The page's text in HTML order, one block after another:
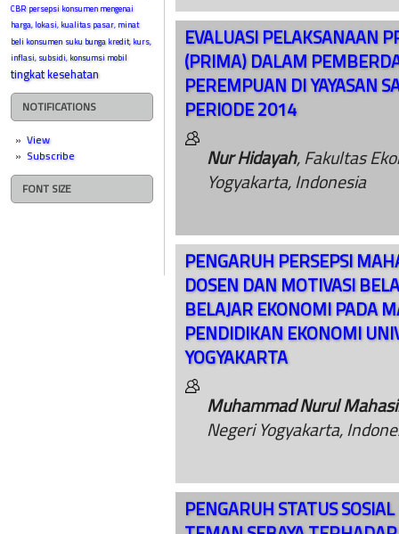
CBR persepsi konsumen mengenai
harga, lokasi, kualitas pasar, minat
beli konsumen suku bunga kredit, kurs,
inflasi, subsidi, konsumsi mobil
tingkat kesehatan
NOTIFICATIONS
View
Subscribe
FONT SIZE
EVALUASI PELAKSANAAN
(PRIMA) DALAM
PEREMPUAN DI YAYASAN
PERIODE 2014
Nur Hidayah, Fakultas
Yogyakarta, Indonesia
PENGARUH PERSEPSI
DOSEN DAN MOTIVASI
BELAJAR EKONOMI PADA
PENDIDIKAN EKONOMI
YOGYAKARTA
Muhammad Nurul
Negeri Yogyakarta,
PENGARUH STATUS